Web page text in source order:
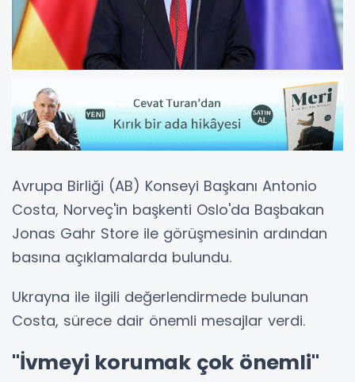
Avrupa Birliği (AB) Konseyi Başkanı Antonio
Costa, Norveç'in başkenti Oslo'da Başbakan
Jonas Gahr Store ile görüşmesinin ardından
basına açıklamalarda bulundu.
Ukrayna ile ilgili değerlendirmede bulunan
Costa, sürece dair önemli mesajlar verdi.
"İvmeyi korumak çok önemli"